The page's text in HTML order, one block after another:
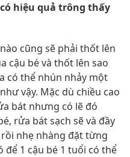
hiệu quả trông thấy
cũng sẽ phải thốt lên
cậu bé và thốt lên sao
có thể nhún nhảy một
vậy. Mặc dù chiều cao
bát nhưng có lẽ đó
rửa bát sạch sẽ và đầy
nhẹ nhàng đặt từng
để 1 cậu bé 1 tuổi có thể